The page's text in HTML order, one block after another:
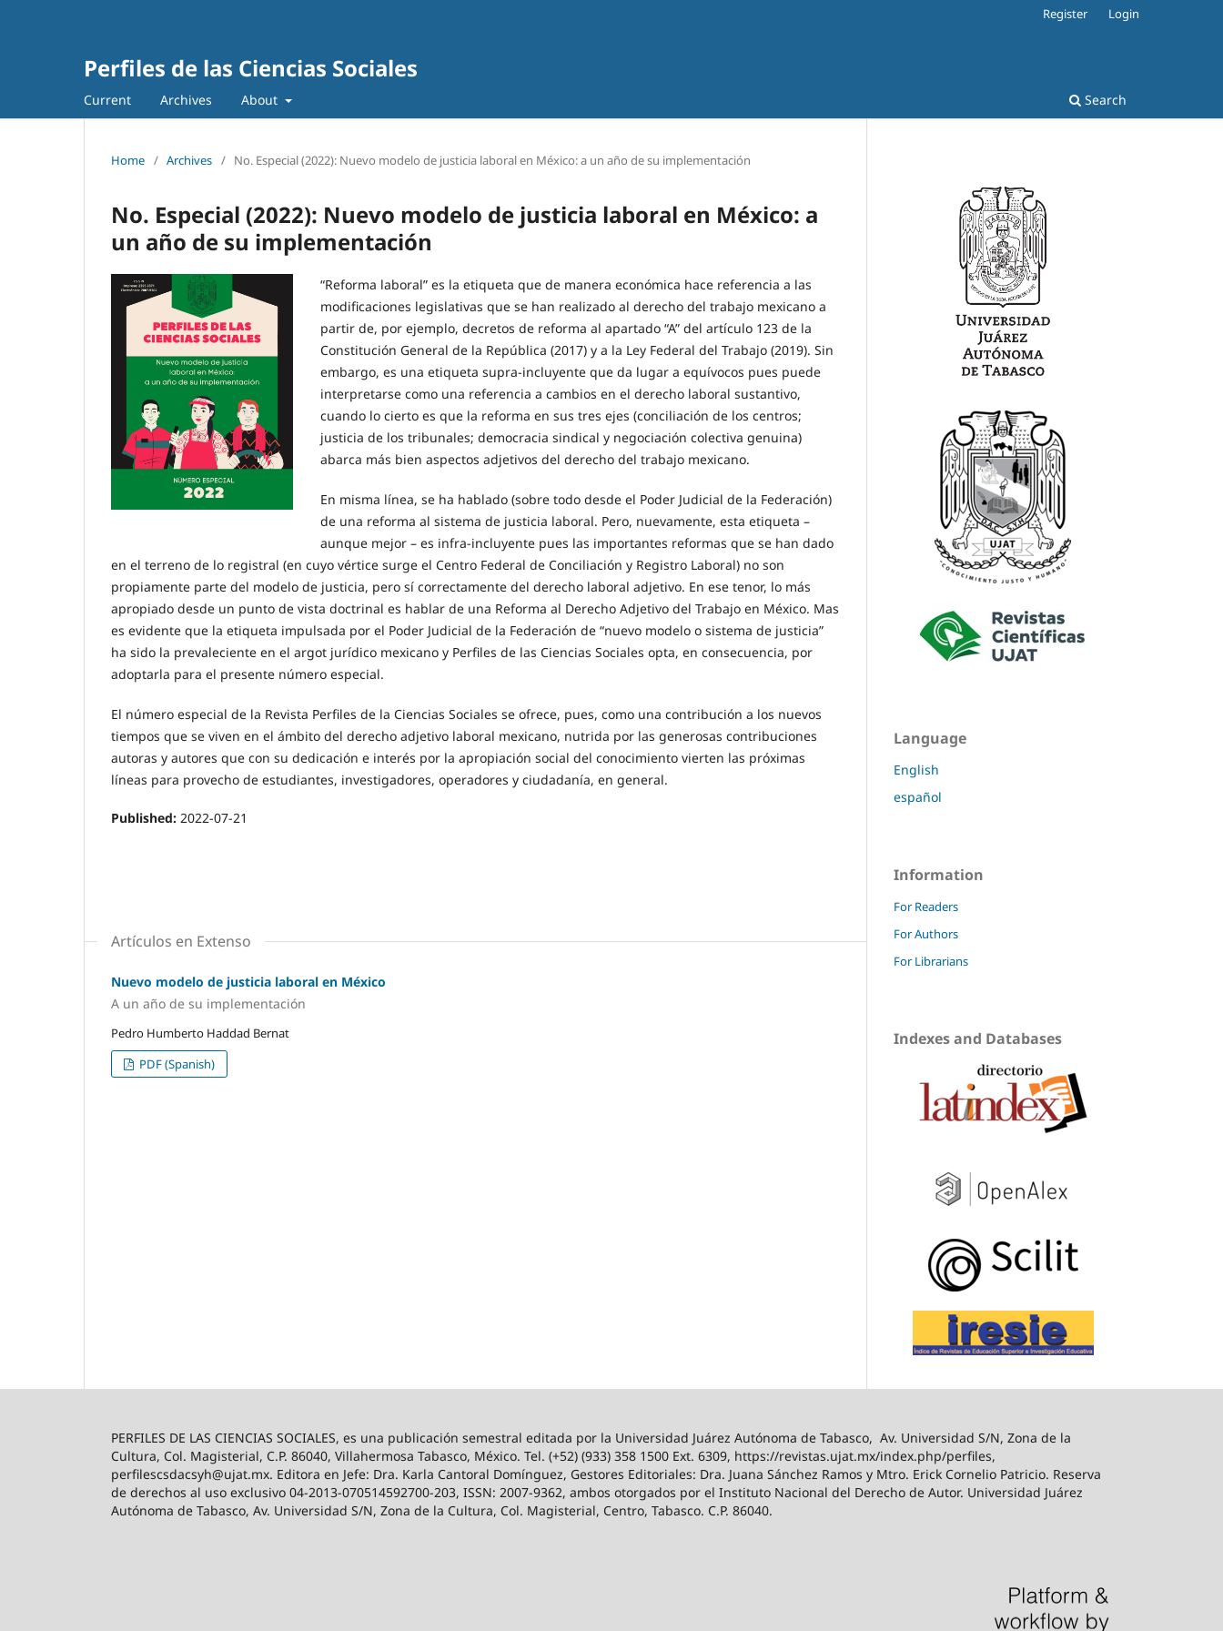
Perfiles de las Ciencias Sociales
Current Archives About Search
Register Login
Home / Archives / No. Especial (2022): Nuevo modelo de justicia laboral en México: a un año de su implementación
No. Especial (2022): Nuevo modelo de justicia laboral en México: a
un año de su implementación
“Reforma laboral” es la etiqueta que de manera económica hace referencia a las
modificaciones legislativas que se han realizado al derecho del trabajo mexicano a
partir de, por ejemplo, decretos de reforma al apartado “A” del artículo 123 de la
Constitución General de la República (2017) y a la Ley Federal del Trabajo (2019). Sin
embargo, es una etiqueta supra-incluyente que da lugar a equívocos pues puede
interpretarse como una referencia a cambios en el derecho laboral sustantivo,
cuando lo cierto es que la reforma en sus tres ejes (conciliación de los centros;
justicia de los tribunales; democracia sindical y negociación colectiva genuina)
abarca más bien aspectos adjetivos del derecho del trabajo mexicano.
En misma línea, se ha hablado (sobre todo desde el Poder Judicial de la Federación)
de una reforma al sistema de justicia laboral. Pero, nuevamente, esta etiqueta –
aunque mejor – es infra-incluyente pues las importantes reformas que se han dado
en el terreno de lo registral (en cuyo vértice surge el Centro Federal de Conciliación y Registro Laboral) no son
propiamente parte del modelo de justicia, pero sí correctamente del derecho laboral adjetivo. En ese tenor, lo más
apropiado desde un punto de vista doctrinal es hablar de una Reforma al Derecho Adjetivo del Trabajo en México. Mas
es evidente que la etiqueta impulsada por el Poder Judicial de la Federación de “nuevo modelo o sistema de justicia”
ha sido la prevaleciente en el argot jurídico mexicano y Perfiles de las Ciencias Sociales opta, en consecuencia, por
adoptarla para el presente número especial.
El número especial de la Revista Perfiles de la Ciencias Sociales se ofrece, pues, como una contribución a los nuevos
tiempos que se viven en el ámbito del derecho adjetivo laboral mexicano, nutrida por las generosas contribuciones
autoras y autores que con su dedicación e interés por la apropiación social del conocimiento vierten las próximas
líneas para provecho de estudiantes, investigadores, operadores y ciudadanía, en general.
Published: 2022-07-21
Artículos en Extenso
Nuevo modelo de justicia laboral en México
A un año de su implementación
Pedro Humberto Haddad Bernat
PDF (Spanish)
Language
English
español
Information
For Readers
For Authors
For Librarians
Indexes and Databases
PERFILES DE LAS CIENCIAS SOCIALES, es una publicación semestral editada por la Universidad Juárez Autónoma de Tabasco, Av. Universidad S/N, Zona de la
Cultura, Col. Magisterial, C.P. 86040, Villahermosa Tabasco, México. Tel. (+52) (933) 358 1500 Ext. 6309, https://revistas.ujat.mx/index.php/perfiles,
perfilescsdacsyh@ujat.mx. Editora en Jefe: Dra. Karla Cantoral Domínguez, Gestores Editoriales: Dra. Juana Sánchez Ramos y Mtro. Erick Cornelio Patricio. Reserva
de derechos al uso exclusivo 04-2013-070514592700-203, ISSN: 2007-9362, ambos otorgados por el Instituto Nacional del Derecho de Autor. Universidad Juárez
Autónoma de Tabasco, Av. Universidad S/N, Zona de la Cultura, Col. Magisterial, Centro, Tabasco. C.P. 86040.